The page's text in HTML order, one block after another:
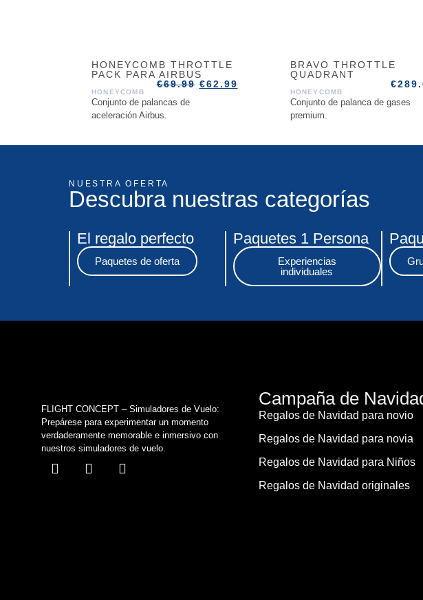
HONEYCOMB THROTTLE
PACK PARA AIRBUS
€69.99 €62.99
HONEYCOMB
Conjunto de palancas de
aceleración Airbus.
BRAVO THROTTLE
QUADRANT
€
HONEYCOMB
Conjunto de palanca de gases
premium.
NUESTRA OFERTA
Descubra nuestras categorías
El regalo perfecto
Paquetes de oferta
Paquetes 1 Persona
Experiencias
individuales
FLIGHT CONCEPT – Simuladores de Vuelo:
Prepárese para experimentar un momento
verdaderamente memorable e inmersivo con
nuestros simuladores de vuelo.
Campaña de
Regalos de Navidad para novio
Regalos de Navidad para novia
Regalos de Navidad para Niños
Regalos de Navidad originales